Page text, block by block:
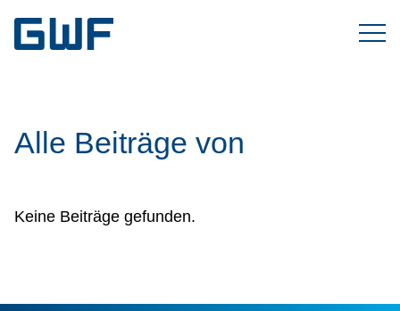
Alle Beiträge von
Keine Beiträge gefunden.